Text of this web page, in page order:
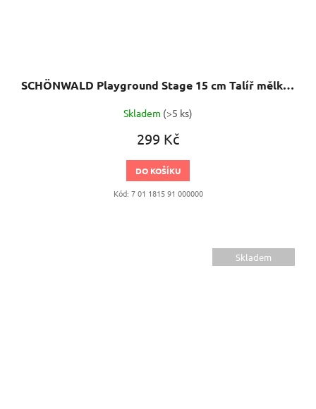
SCHÖNWALD Playground Stage 15 cm Talíř mělký plato
Skladem (>5 ks)
299 Kč
DO KOŠÍKU
Kód: 7 01 1815 91 000000
Skladem